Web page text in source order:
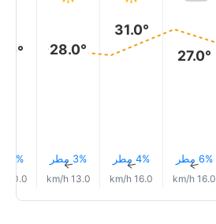
27.0°
6% مطر↑
16.0 km/h
31.0°
4% مطر↑
16.0 km/h
28.0°
3% مطر↑
13.0 km/h
2% مطر
10.0 km/h